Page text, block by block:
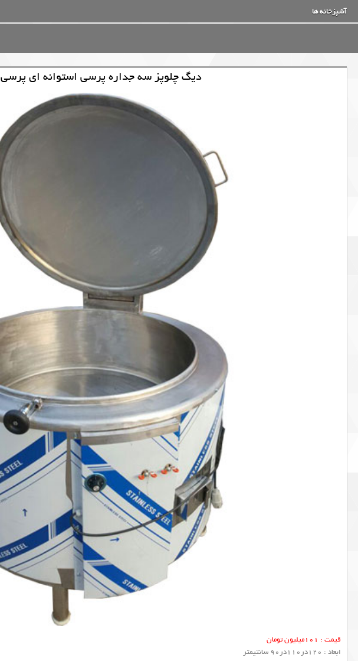
آشپزخانه ها
دیگ چلوپز سه جداره پرسی استوانه ای پرسی 170لیتر
قیمت : 101میلیون تومان
ابعاد : 120در110در90 سانتیمتر